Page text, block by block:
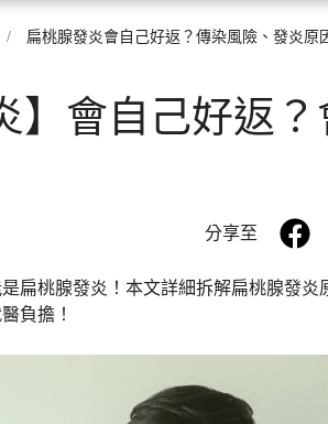
/ 扁桃腺發炎會自己好返？傳染風險、發炎原
】會自己好返
分享至
扁桃腺發炎！本文詳細拆解扁桃腺發
負擔！